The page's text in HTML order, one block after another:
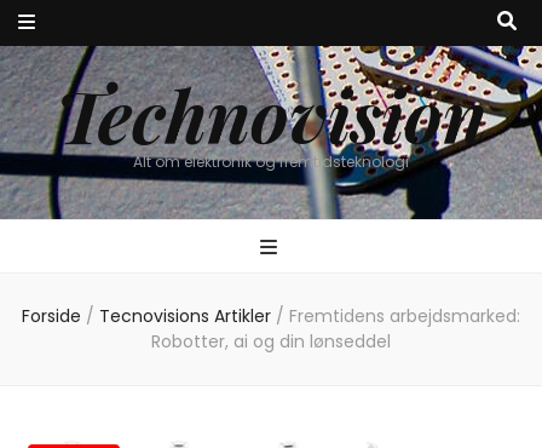
Technovision
Alt om elektronik og fremtidsteknologi
Forside / Tecnovisions Artikler / Fremtidens arbejdsmarked:
Robotter, ai og din lønseddel